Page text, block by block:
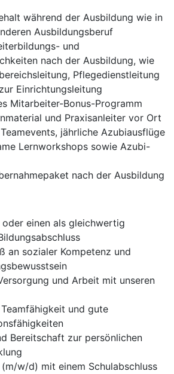
während der Ausbildung wie in
Ausbildungsberuf
und
nach der Ausbildung, wie
Pflegedienstleitung
Einrichtungsleitung
Mitarbeiter-Bonus-Programm
und Praxisanleiter vor Ort
jährliche Azubiausflüge
Lernworkshops sowie Azubi-
nach der Ausbildung
einen als gleichwertig
an sozialer Kompetenz und
und Arbeit mit unseren
und gute
Bereitschaft zur persönlichen
(m/w/d) mit einem Schulabschluss